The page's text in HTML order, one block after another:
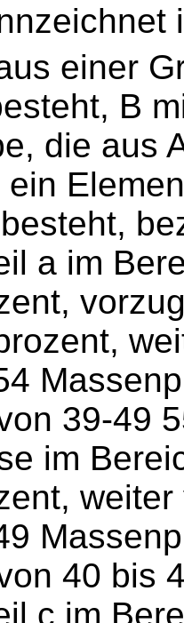
einer
B
die aus
a im
39-49
im
40 bis
c im